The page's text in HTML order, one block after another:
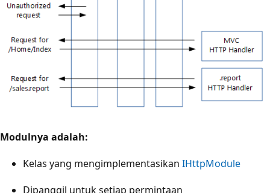
Modulnya adalah:
Kelas yang mengimplementasikan IHttpModule
Dipanggil untuk setiap permintaan